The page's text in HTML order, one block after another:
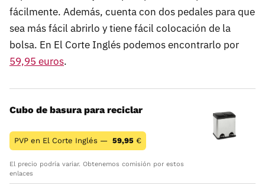
fácilmente. Además, cuenta con dos pedales para que
sea más fácil abrirlo y tiene fácil colocación de la
bolsa. En El Corte Inglés podemos encontrarlo por
59,95 euros.
Cubo de basura para reciclar
PVP en El Corte Inglés — 59,95 €
El precio podría variar. Obtenemos comisión por estos
enlaces